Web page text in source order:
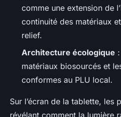
comme une extension de
continuité des matériaux
relief.
Architecture écologique
matériaux biosourcés et
conformes au PLU local.
Sur l’écran de la tablette, les
révélant comment la lumière